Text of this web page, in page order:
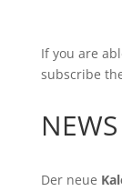
If you are
subscribe
NEWS
Der neue